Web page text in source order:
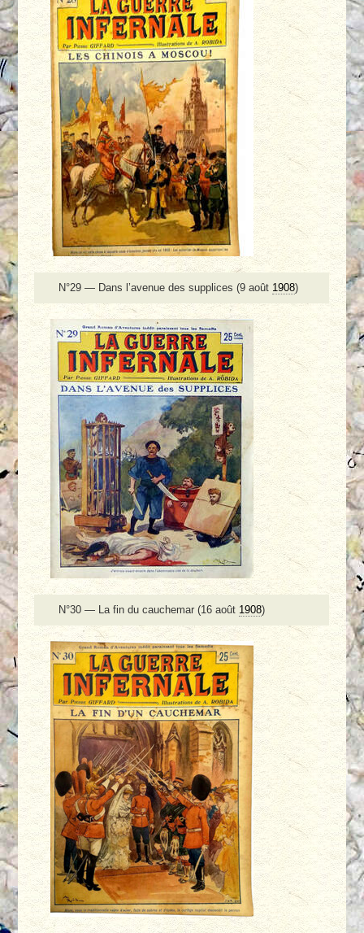
N°29 — Dans l’avenue des supplices (9 août 1908)
N°30 — La fin du cauchemar (16 août 1908)